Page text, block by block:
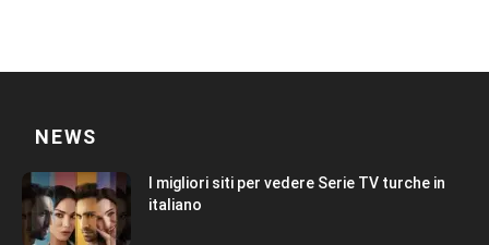
NEWS
I migliori siti per vedere Serie TV turche in
italiano